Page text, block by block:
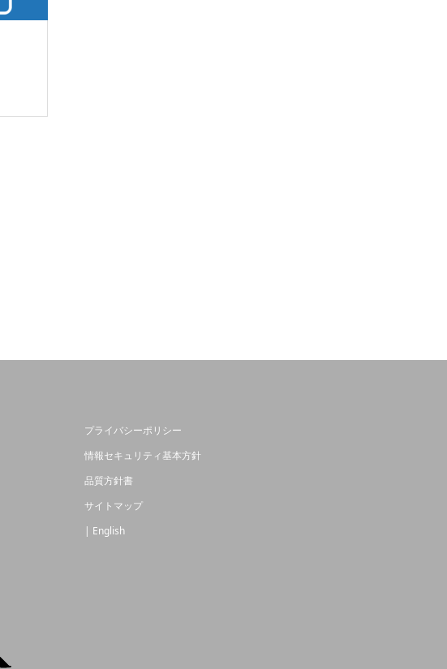
プライバシーポリシー
情報セキュリティ基本方針
品質方針書
サイトマップ
| English